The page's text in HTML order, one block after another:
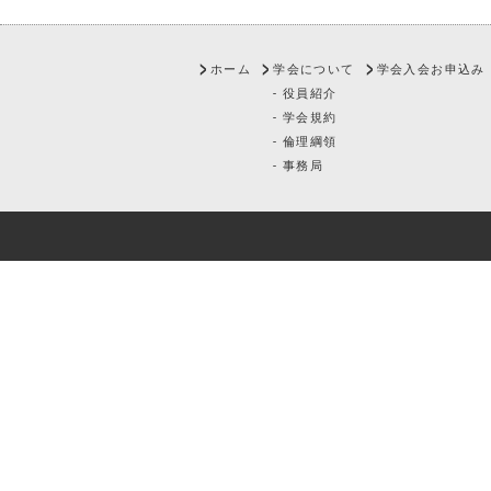
ホーム
学会について
- 役員紹介
- 学会規約
- 倫理綱領
- 事務局
学会入会お申込み